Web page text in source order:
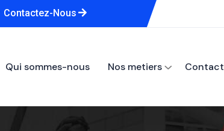
Contactez-Nous
Qui sommes-nous Nos metiers Contact